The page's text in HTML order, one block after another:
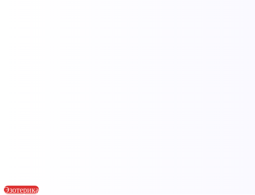
Эзотерика